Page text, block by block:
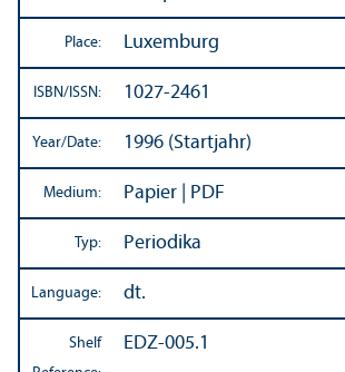
Place: Luxemburg
ISBN/ISSN: 1027-2461
Year/Date: 1996 (Startjahr)
Medium: Papier | PDF
Typ: Periodika
Language: dt.
Shelf
EDZ-005.1